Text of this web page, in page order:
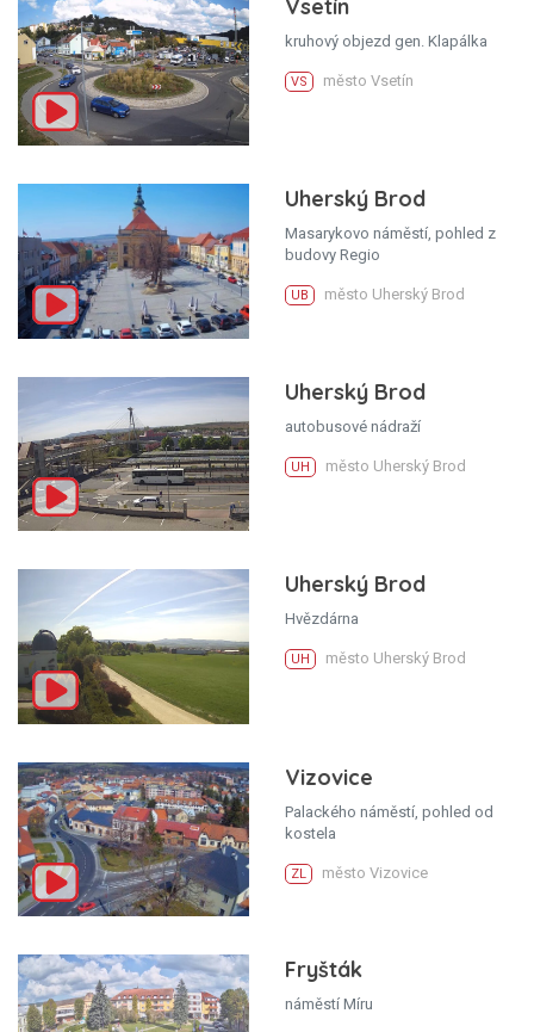
Vsetín
kruhový objezd gen. Klapálka
VS město Vsetín
Uherský Brod
Masarykovo náměstí, pohled z
budovy Regio
UB město Uherský Brod
Uherský Brod
autobusové nádraží
UH město Uherský Brod
Uherský Brod
Hvězdárna
UH město Uherský Brod
Vizovice
Palackého náměstí, pohled od
kostela
ZL město Vizovice
Fryšták
náměstí Míru